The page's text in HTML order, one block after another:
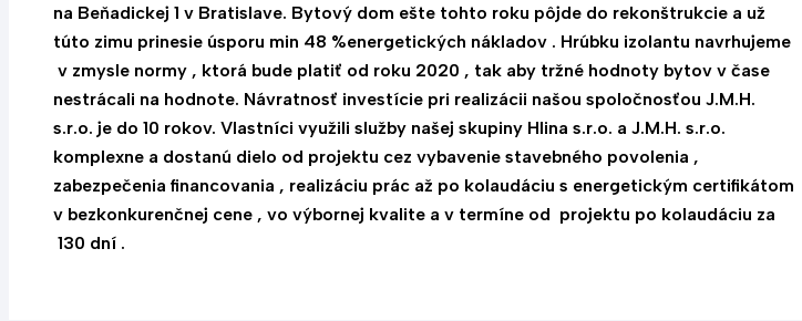
na Beňadickej 1 v Bratislave. Bytový dom ešte tohto roku pôjde do rekonštrukcie a už
túto zimu prinesie úsporu min 48 %energetických nákladov . Hrúbku izolantu navrhujeme
v zmysle normy , ktorá bude platiť od roku 2020 , tak aby tržné hodnoty bytov v čase
nestrácali na hodnote. Návratnosť investície pri realizácii našou spoločnosťou J.M.H.
s.r.o. je do 10 rokov. Vlastníci využili služby našej skupiny Hlina s.r.o. a J.M.H. s.r.o.
komplexne a dostanú dielo od projektu cez vybavenie stavebného povolenia ,
zabezpečenia financovania , realizáciu prác až po kolaudáciu s energetickým certifikátom
v bezkonkurenčnej cene , vo výbornej kvalite a v termíne od projektu po kolaudáciu za
130 dní .